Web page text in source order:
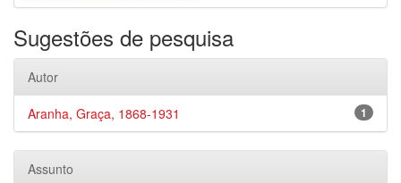
Sugestões de pesquisa
Autor
1
Aranha, Graça, 1868-1931
Assunto